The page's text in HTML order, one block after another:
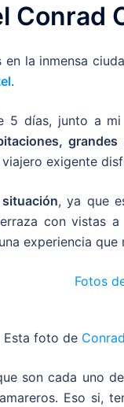
Conrad
en la inmensa
.
5 días, junto a
exigente
, ya que
con vistas
experiencia
Esta foto de
son cada uno
Eso si,